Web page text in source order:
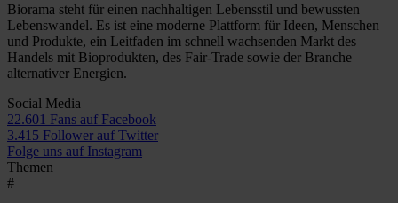
Biorama steht für einen nachhaltigen Lebensstil und bewussten
Lebenswandel. Es ist eine moderne Plattform für Ideen, Menschen
und Produkte, ein Leitfaden im schnell wachsenden Markt des
Handels mit Bioprodukten, des Fair-Trade sowie der Branche
alternativer Energien.
Social Media
22.601 Fans auf Facebook
3.415 Follower auf Twitter
Folge uns auf Instagram
Themen
#